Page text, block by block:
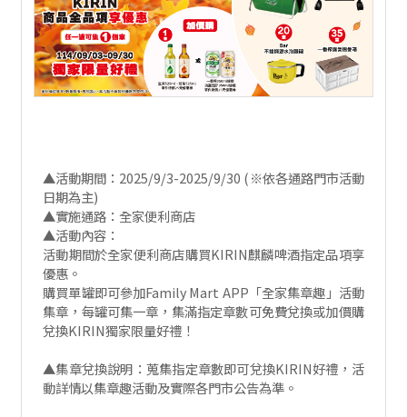
▲活動期間：2025/9/3-2025/9/30 (※依各通路門市活動
日期為主)
▲實施通路：全家便利商店
▲活動內容：
活動期間於全家便利商店購買KIRIN麒麟啤酒指定品項享
優惠。
購買單罐即可參加Family Mart APP「全家集章趣」活動
集章，每罐可集一章，集滿指定章數可免費兌換或加價購
兌換KIRIN獨家限量好禮！
▲集章兌換說明：蒐集指定章數即可兌換KIRIN好禮，活
動詳情以集章趣活動及實際各門市公告為準。